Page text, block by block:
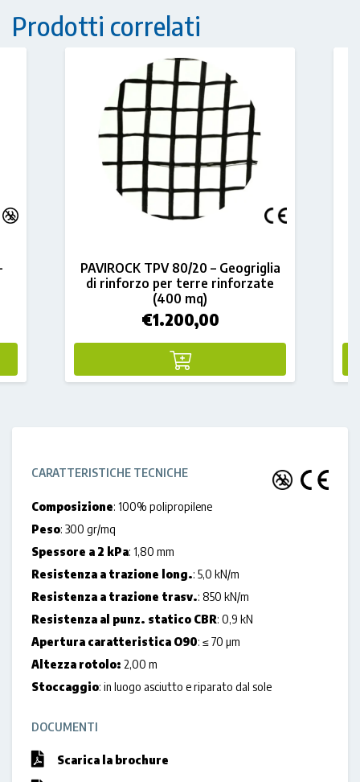
Prodotti correlati
PAVIROCK TPV 80/20 – Geogriglia
di rinforzo per terre rinforzate
(400 mq)
€1.200,00
CARATTERISTICHE TECNICHE
Composizione: 100% polipropilene
Peso: 300 gr/mq
Spessore a 2 kPa: 1,80 mm
Resistenza a trazione long.: 5,0 kN/m
Resistenza a trazione trasv.: 850 kN/m
Resistenza al punz. statico CBR: 0,9 kN
Apertura caratteristica O90: ≤ 70 µm
Altezza rotolo: 2,00 m
Stoccaggio: in luogo asciutto e riparato dal sole
DOCUMENTI
Scarica la brochure